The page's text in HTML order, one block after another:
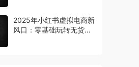
2025年小红书虚拟电商新
风口：零基础玩转无货源